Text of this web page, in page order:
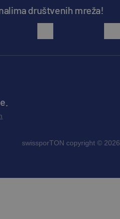
društvenih mreža!
instagram
swissporTON copyright © 2026